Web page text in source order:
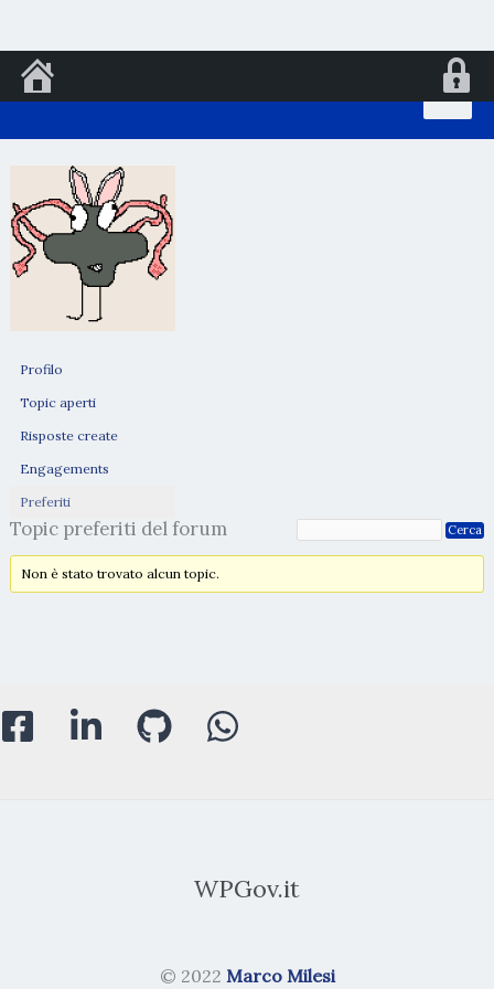
al
Profilo
Topic aperti
Risposte create
Engagements
Preferiti
Topic preferiti del forum
Non è stato trovato alcun topic.
WPGov.it
© 2022 Marco Milesi